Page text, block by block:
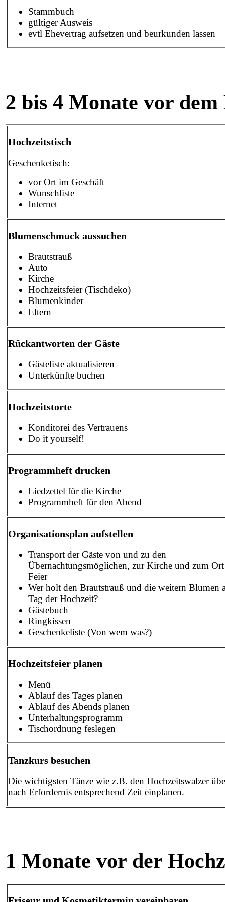
Stammbuch
gültiger Ausweis
evtl Ehevertrag aufsetzen und beurkunden lassen
2 bis 4 Monate vor dem
Hochzeitstisch
Geschenketisch:
vor Ort im Geschäft
Wunschliste
Internet
Blumenschmuck aussuchen
Brautstrauß
Auto
Kirche
Hochzeitsfeier (Tischdeko)
Blumenkinder
Eltern
Rückantworten der Gäste
Gästeliste aktualisieren
Unterkünfte buchen
Hochzeitstorte
Konditorei des Vertrauens
Do it yourself!
Programmheft drucken
Liedzettel für die Kirche
Programmheft für den Abend
Organisationsplan aufstellen
Transport der Gäste von und zu den
Übernachtungsmöglichen, zur Kirche und zum
Feier
Wer holt den Brautstrauß und die weitern Blumen
Tag der Hochzeit?
Gästebuch
Ringkissen
Geschenkeliste (Von wem was?)
Hochzeitsfeier planen
Menü
Ablauf des Tages planen
Ablauf des Abends planen
Unterhaltungsprogramm
Tischordnung feslegen
Tanzkurs besuchen
Die wichtigsten Tänze wie z.B. den Hochzeitswalzer
nach Erfordernis entsprechend Zeit einplanen.
1 Monate vor der